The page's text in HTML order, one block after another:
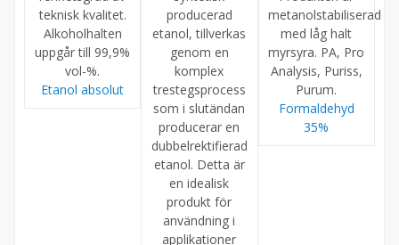
Etanol absolut
Formaldehyd
35%